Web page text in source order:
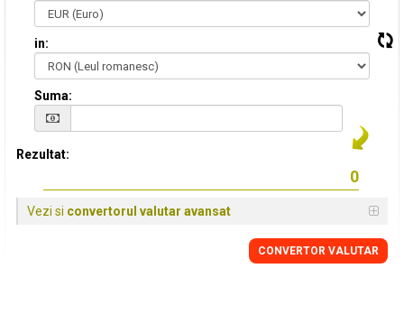
in:
Suma:
Rezultat:
Vezi si convertorul valutar avansat
CONVERTOR VALUTAR